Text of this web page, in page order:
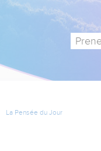
La Pensée du Jour